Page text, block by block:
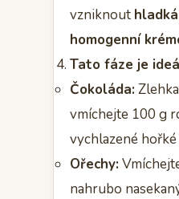
vzniknout
homogenní
Tato fáze je
Čokoláda:Zlehka
vmíchejte 100 g
vychlazené hořké
Ořechy:
nahrubo